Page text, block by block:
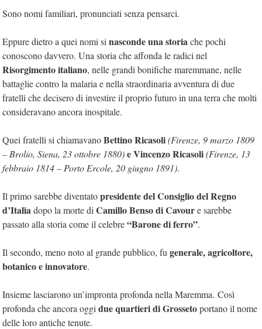
Sono nomi familiari, pronunciati senza pensarci.
Eppure dietro a quei nomi si nasconde una storiache pochi
conoscono davvero. Una storia che affonda le radici nel
Risorgimento italiano, nelle grandi bonifiche maremmane, nelle
battaglie contro la malaria e nella straordinaria avventura di due
fratelli che decisero di investire il proprio futuro in una terra che molti
consideravano ancora inospitale.
Quei fratelli si chiamavanoBettino Ricasoli(Firenze, 9 marzo 1809
– Brolio, Siena, 23 ottobre 1880)e Vincenzo Ricasoli(Firenze, 13
febbraio 1814 – Porto Ercole, 20 giugno 1891).
Il primo sarebbe diventatopresidente del Consiglio del Regno
d’Italiadopo la morte di Camillo Benso di Cavoure sarebbe
passato alla storia come il celebre“Barone di ferro”.
Il secondo, meno noto al grande pubblico, fu generale, agricoltore,
botanico e innovatore.
Insieme lasciarono un’impronta profonda nella Maremma. Così
profonda che ancora oggi due quartieri di Grossetoportano il nome
delle loro antiche tenute.